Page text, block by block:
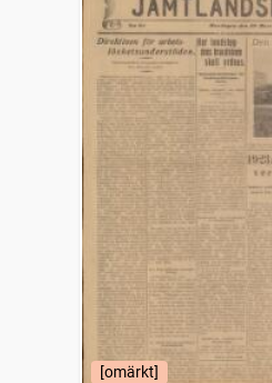
[omärkt]